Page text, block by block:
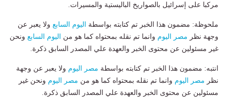
مركبا على إسرائيل بالصواريخ الباليستية والمسيرات.
ملحوظة: مضمون هذا الخبر تم كتابته بواسطة اليوم السابع ولا يعبر عن
وجهة نظر مصر اليوم وانما تم نقله بمحتواه كما هو من اليوم السابع ونحن
غير مسئولين عن محتوى الخبر والعهدة علي المصدر السابق ذكرة.
انتبه: مضمون هذا الخبر تم كتابته بواسطة مصر اليوم ولا يعبر عن وجهة
نظر مصر اليوم وانما تم نقله بمحتواه كما هو من مصر اليوم ونحن غير
مسئولين عن محتوى الخبر والعهدة علي المصدر السابق ذكرة.